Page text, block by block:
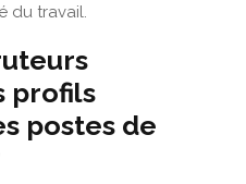
du travail.
profils
postes de